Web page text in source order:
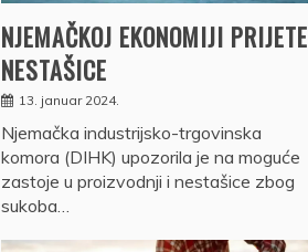
NJEMAČKOJ EKONOMIJI PRIJETE
NESTAŠICE
13. januar 2024.
Njemačka industrijsko-trgovinska
komora (DIHK) upozorila je na moguće
zastoje u proizvodnji i nestašice zbog
sukoba…